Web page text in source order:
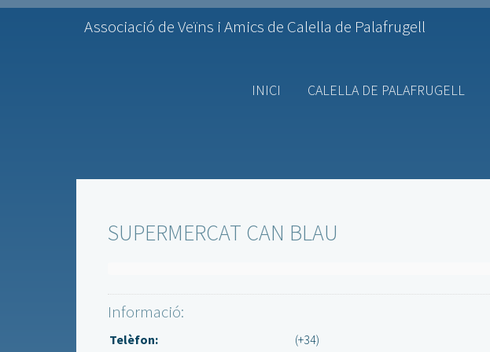
Associació de Veïns i Amics de Calella de Palafrugell
INICI CALELLA DE PALAFRUGELL
SUPERMERCAT CAN BLAU
Informació:
Telèfon:
(+34)